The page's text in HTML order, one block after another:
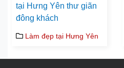
tại Hưng Yên thư giãn
đông khách
Làm đẹp tại Hưng Yên